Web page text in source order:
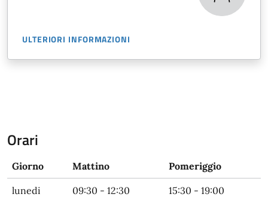
ULTERIORI INFORMAZIONI
Orari
Giorno Mattino Pomeriggio
lunedi 09:30 - 12:30 15:30 - 19:00